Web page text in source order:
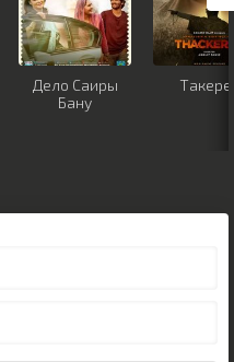
Дело Саиры
Бану